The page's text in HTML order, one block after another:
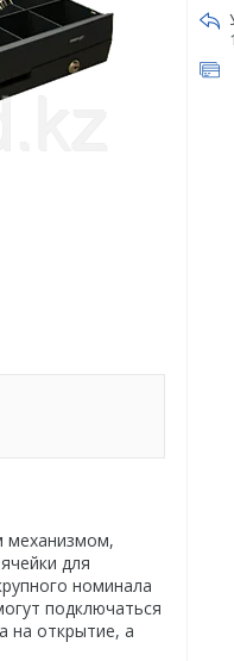
механизмом,
для
номинала
подключаться
на открытие, а